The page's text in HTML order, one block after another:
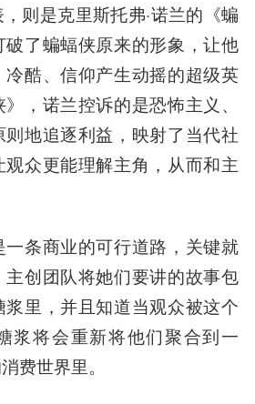
则是克里斯托弗·诺兰的《蝙
了蝙蝠侠原来的形象，让他
冷酷、信仰产生动摇的超级英
，诺兰控诉的是恐怖主义、
地追逐利益，映射了当代社
众更能理解主角，从而和主
一条商业的可行道路，关键就
创团队将她们要讲的故事包
里，并且知道当观众被这个
浆将会重新将他们聚合到一
费世界里。